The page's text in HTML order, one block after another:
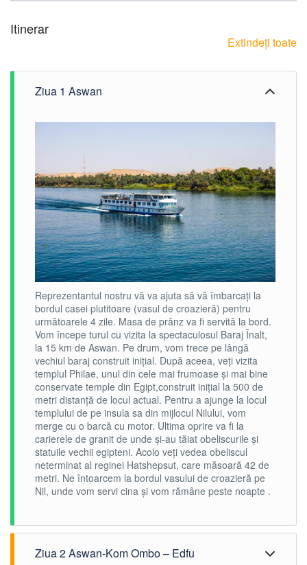
Itinerar
Extindeți toate
Ziua 1 Aswan
Reprezentantul nostru vă va ajuta să vă îmbarcați la
bordul casei plutitoare (vasul de croazieră) pentru
următoarele 4 zile. Masa de prânz va fi servită la bord.
Vom începe turul cu vizita la spectaculosul Baraj Înalt,
la 15 km de Aswan. Pe drum, vom trece pe lângă
vechiul baraj construit inițial. După aceea, veți vizita
templul Philae, unul din cele mai frumoase și mai bine
conservate temple din Egipt,construit inițial la 500 de
metri distanță de locul actual. Pentru a ajunge la locul
templului de pe insula sa din mijlocul Nilului, vom
merge cu o barcă cu motor. Ultima oprire va fi la
carierele de granit de unde și-au tăiat obeliscurile și
statuile vechii egipteni. Acolo veți vedea obeliscul
neterminat al reginei Hatshepsut, care măsoară 42 de
metri. Ne întoarcem la bordul vasului de croazieră pe
Nil, unde vom servi cina și vom rămâne peste noapte .
Ziua 2 Aswan-Kom Ombo – Edfu